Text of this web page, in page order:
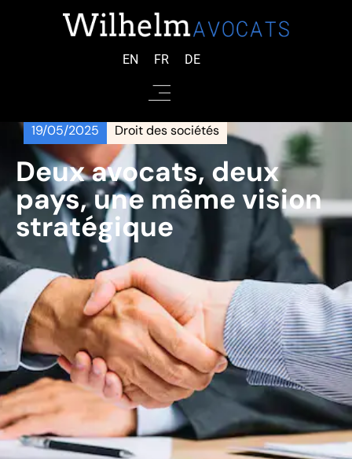
EN FR DE
19/05/2025 Droit des sociétés
Deux avocats, deux
pays, une même vision
stratégique